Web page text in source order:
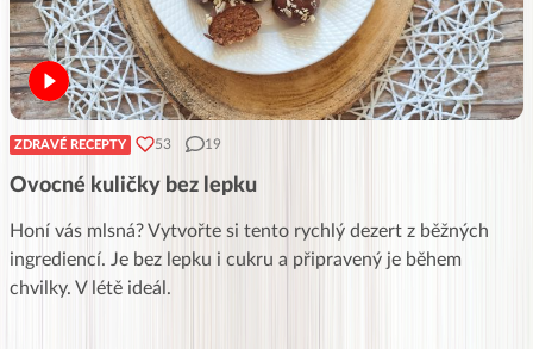
ZDRAVÉ RECEPTY 53 19
Ovocné kuličky bez lepku
Honí vás mlsná? Vytvořte si tento rychlý dezert z běžných
ingrediencí. Je bez lepku i cukru a připravený je během
chvilky. V létě ideál.